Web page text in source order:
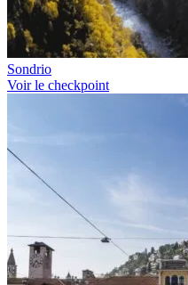
Sondrio
Voir le checkpoint